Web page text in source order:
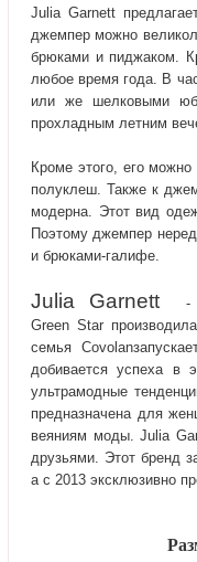
Julia Garnett
джемпер можно
брюками и пиджаком.
любое время года. В
или же шелковыми
прохладным летним
Кроме этого, его
полуклеш. Также к
модерна. Этот вид
Поэтому джемпер
и брюками-галифе.
Julia Garnett
-
Green Star
семьяCovо lan
добивается успеха в
ультрамодные
предназначена для
веяниям моды. Julia
друзьями. Этот бренд
а с 2013 эксклюзивно